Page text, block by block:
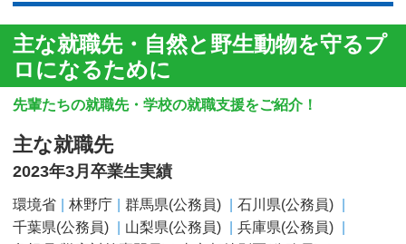
主な就職先・自然と野生動物を守るプ
ロになるために
先輩たちの就職先・学校の就職支援をご紹介！
主な就職先
2023年3月卒業生実績
環境省 林野庁 群⾺県(公務員)
⽯川県(公務員)
千葉県(公務員)
⼭梨県(公務員)
兵庫県(公務員)